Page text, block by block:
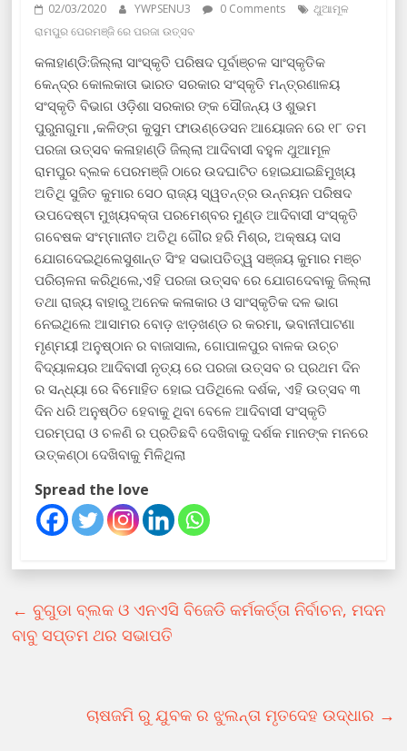
02/03/2020 YWPSENU3 0 Comments
ଥୁଆମୂଳ
ରାମପୁର ପେରମଞ୍ଜି ରେ ପରଜା ଉତ୍ସବ
କଳାହାଣ୍ଡି:ଜିଲ୍ଲା ସାଂସ୍କୃତି ପରିଷଦ ପୂର୍ବାଞ୍ଚଳ ସାଂସ୍କୃତିକ
କେନ୍ଦ୍ର କୋଲକାତା ଭାରତ ସରକାର ସଂସ୍କୃତି ମନ୍ତ୍ରଣାଳୟ
ସଂସ୍କୃତି ବିଭାଗ ଓଡ଼ିଶା ସରକାର ଙ୍କ ସୌଜନ୍ୟ ଓ ଶୁଭମ
ପୁରୁନାଗୁମା ,କଳିଙ୍ଗ କୁସୁମ ଫାଉଣ୍ଡେସନ ଆୟୋଜନ ରେ ୧୮ ତମ
ପରଜା ଉତ୍ସବ କଳାହାଣ୍ଡି ଜିଲ୍ଲା ଆଦିବାସୀ ବହୁଳ ଥୁଆମୂଳ
ରାମପୁର ବ୍ଲକ ପେରମଞ୍ଜି ଠାରେ ଉଦଘାଟିତ ହୋଇଯାଇଛିମୁଖ୍ୟ
ଅତିଥି ସୁଜିତ କୁମାର ସେଠ ରାଜ୍ୟ ସ୍ୱତନ୍ତ୍ର ଉନ୍ନୟନ ପରିଷଦ
ଉପଦେଷ୍ଟା ମୁଖ୍ୟବକ୍ତା ପରମେଶ୍ବର ମୁଣ୍ଡ ଆଦିବାସୀ ସଂସ୍କୃତି
ଗବେଷକ ସଂମ୍ମାନୀତ ଅତିଥି ଗୌର ହରି ମିଶ୍ର, ଅକ୍ଷୟ ଦାସ
ଯୋଗଦେଇଥିଲେସୁଶାନ୍ତ ସିଂହ ସଭାପତିତ୍ୱ ସଞ୍ଜୟ କୁମାର ମଞ୍ଚ
ପରିଚାଳନା କରିଥିଲେ,ଏହି ପରଜା ଉତ୍ସବ ରେ ଯୋଗଦେବାକୁ ଜିଲ୍ଲା
ତଥା ରାଜ୍ୟ ବାହାରୁ ଅନେକ କଳାକାର ଓ ସାଂସ୍କୃତିକ ଦଳ ଭାଗ
ନେଇଥିଲେ ଆସାମର ବୋଡ଼ ଝାଡ଼ଖଣ୍ଡ ର କରମା, ଭବାନୀପାଟଣା
ମୃଣ୍ମୟୀ ଅନୁଷ୍ଠାନ ର ବାଜାସାଲ, ଗୋପାଳପୁର ବାଳକ ଉଚ୍ଚ
ବିଦ୍ୟାଳୟର ଆଦିବାସୀ ନୃତ୍ୟ ରେ ପରଜା ଉତ୍ସବ ର ପ୍ରଥମ ଦିନ
ର ସନ୍ଧ୍ୟା ରେ ବିମୋହିତ ହୋଇ ପଡିଥିଲେ ଦର୍ଶକ, ଏହି ଉତ୍ସବ ୩
ଦିନ ଧରି ଅନୁଷ୍ଠିତ ହେବାକୁ ଥିବା ବେଳେ ଆଦିବାସୀ ସଂସ୍କୃତି
ପରମ୍ପରା ଓ ଚଳଣି ର ପ୍ରତିଛବି ଦେଖିବାକୁ ଦର୍ଶକ ମାନଙ୍କ ମନରେ
ଉତ୍କଣ୍ଠା ଦେଖିବାକୁ ମିଳିଥିଲା
Spread the love
← ବୁଗୁଡା ବ୍ଲକ ଓ ଏନଏସି ବିଜେଡି କର୍ମକର୍ତ୍ତା ନିର୍ବାଚନ, ମଦନ
ବାବୁ ସପ୍ତମ ଥର ସଭାପତି
ଚାଷଜମି ରୁ ଯୁବକ ର ଝୁଲନ୍ତା ମୃତଦେହ ଉଦ୍ଧାର →